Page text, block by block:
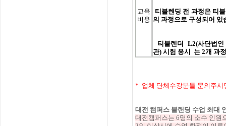
교육
비용
티블렌딩 전 과정은 티
의 과정으로 구성되어 있
티블렌더 L2(사단법인
관) 시험 응시 는 2개 과
* 업체 단체수강분들 문의주시
대전 캠퍼스 블랜딩 수업 최대
대전캠퍼스는 6명의 소수 인원